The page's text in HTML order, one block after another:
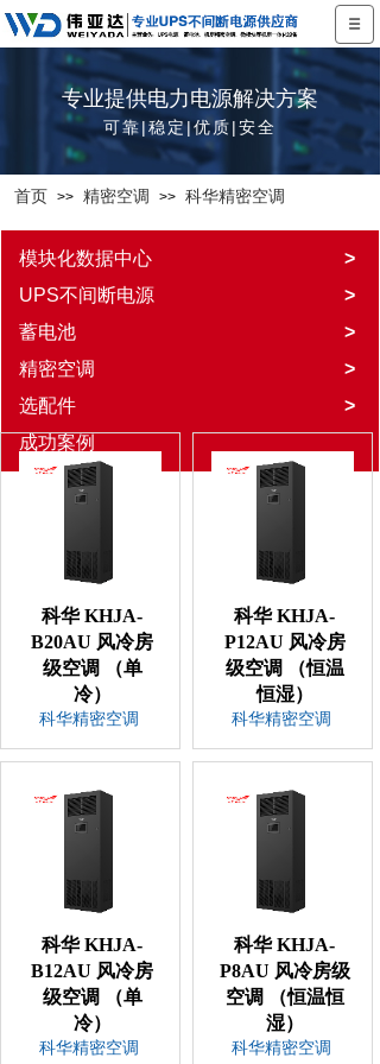
专业提供电力电源解决方案
可靠|稳定|优质|安全
首页 >> 精密空调 >> 科华精密空调
模块化数据中心
>
UPS不间断电源
>
蓄电池
>
精密空调
>
选配件
>
成功案例
科华 KHJA-
B20AU 风冷房
级空调 （单
冷）
科华精密空调
科华 KHJA-
P12AU 风冷房
级空调 （恒温
恒湿）
科华精密空调
科华 KHJA-
B12AU 风冷房
级空调 （单
冷）
科华精密空调
科华 KHJA-
P8AU 风冷房级
空调 （恒温恒
湿）
科华精密空调